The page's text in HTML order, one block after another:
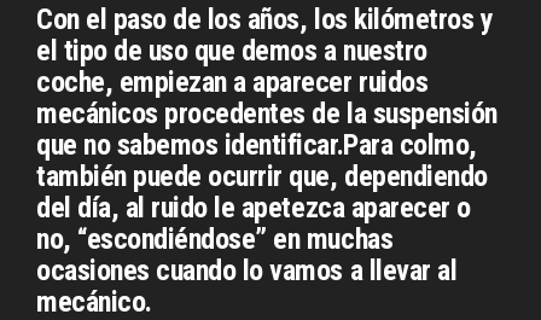
Con el paso de los años, los kilómetros y
el tipo de uso que demos a nuestro
coche, empiezan a aparecer ruidos
mecánicos procedentes de la suspensión
que no sabemos identificar.Para colmo,
también puede ocurrir que, dependiendo
del día, al ruido le apetezca aparecer o
no, “escondiéndose” en muchas
ocasiones cuando lo vamos a llevar al
mecánico.